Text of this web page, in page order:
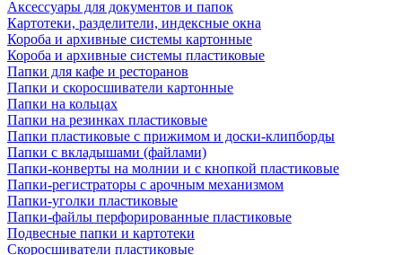
Аксессуары для документов и папок
Картотеки, разделители, индексные окна
Короба и архивные системы картонные
Короба и архивные системы пластиковые
Папки для кафе и ресторанов
Папки и скоросшиватели картонные
Папки на кольцах
Папки на резинках пластиковые
Папки пластиковые с прижимом и доски-клипборды
Папки с вкладышами (файлами)
Папки-конверты на молнии и с кнопкой пластиковые
Папки-регистраторы с арочным механизмом
Папки-уголки пластиковые
Папки-файлы перфорированные пластиковые
Подвесные папки и картотеки
Скоросшиватели пластиковые